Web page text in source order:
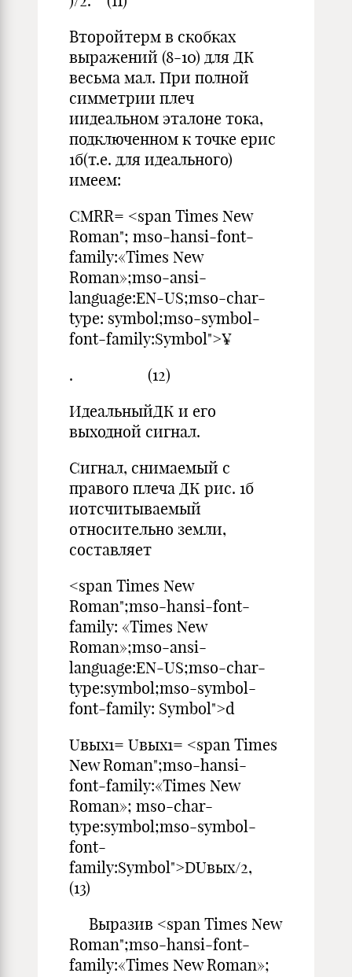
Второйтерм в скобках
выражений (8-10) для ДК
весьма мал. При полной
симметрии плеч
иидеальном эталоне тока,
подключенном к точке eрис
1б(т.е. для идеального)
имеем:
CMRR= <span Times New
Roman"; mso-hansi-font-
family:«Times New
Roman»;mso-ansi-
language:EN-US;mso-char-
type: symbol;mso-symbol-
font-family:Symbol">¥
. (12)
ИдеальныйДК и его
выходной сигнал.
Сигнал, снимаемый с
правого плеча ДК рис. 1б
иотсчитываемый
относительно земли,
составляет
<span Times New
Roman";mso-hansi-font-
family: «Times New
Roman»;mso-ansi-
language:EN-US;mso-char-
type:symbol;mso-symbol-
font-family: Symbol">d
Uвых1= Uвых1= <span Times
New Roman";mso-hansi-
font-family:«Times New
Roman»; mso-char-
type:symbol;mso-symbol-
font-
family:Symbol">DUвых/2,
(13)
Выразив <span Times New
Roman";mso-hansi-font-
family:«Times New Roman»;